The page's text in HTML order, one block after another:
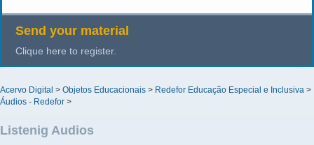
Send your material
Clique here to register.
Acervo Digital > Objetos Educacionais > Redefor Educação Especial e Inclusiva >
Áudios - Redefor >
Listenig Audios